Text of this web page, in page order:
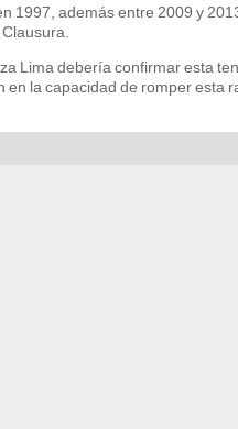
1997, además entre 2009 y
Lima debería confirmar esta
la capacidad de romper esta